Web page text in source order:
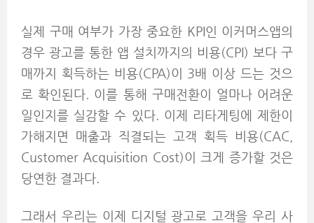
실제 구매 여부가 가장 중요한 KPI인 이커머스앱의
경우 광고를 통한 앱 설치까지의 비용(CPI) 보다 구
매까지 획득하는 비용(CPA)이 3배 이상 드는 것으
로 확인된다. 이를 통해 구매전환이 얼마나 어려운
일인지를 실감할 수 있다. 이제 리타게팅에 제한이
가해지면 매출과 직결되는 고객 획득 비용(CAC,
Customer Acquisition Cost)이 크게 증가할 것은
당연한 결과다.
그래서 우리는 이제 디지털 광고로 고객을 우리 사